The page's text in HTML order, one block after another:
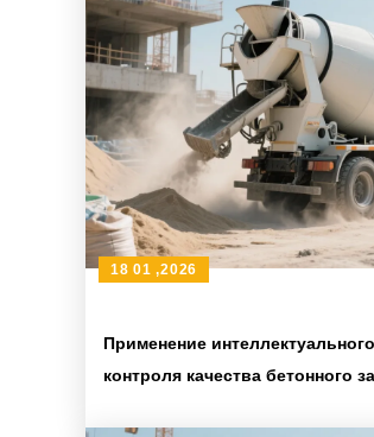
Применение
контроля качества бетонного
18 01 ,2026